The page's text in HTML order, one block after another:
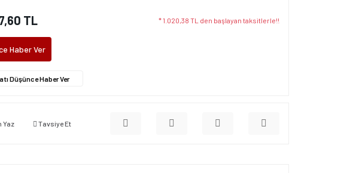
TL * 1.020,38 TL den başlayan taksitlerle!!
Haber Ver
Düşünce Haber Ver
Yaz Tavsiye Et